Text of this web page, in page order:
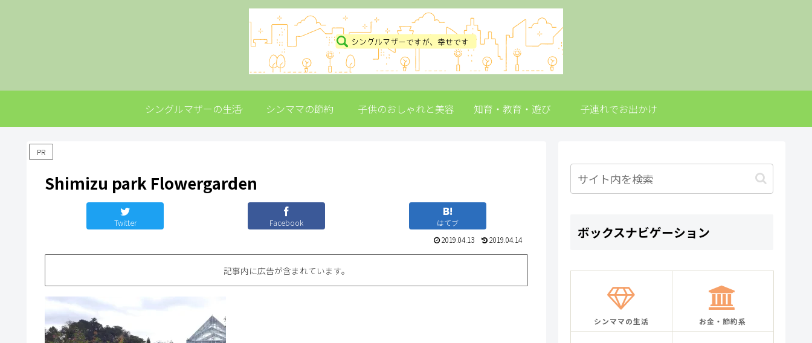
シングルマザーの生活 シンママの節約 子供のおしゃれと美容 知育・教育・遊び 子連れでお出かけ
PR
Shimizu park Flowergarden
Twitter Facebook
はてブ
2019.04.13
2019.04.14
記事内に広告が含まれています。
ボックスナビゲーション
シンママの生活 お金・節約系